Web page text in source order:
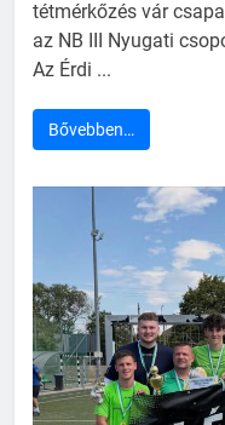
tétmérkőzés vár
az NB III Nyugati
Az Érdi ...
Bővebben…